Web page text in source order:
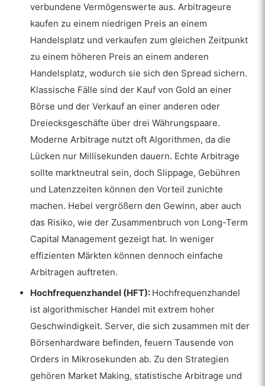
verbundene Vermögenswerte aus. Arbitrageure
kaufen zu einem niedrigen Preis an einem
Handelsplatz und verkaufen zum gleichen Zeitpunkt
zu einem höheren Preis an einem anderen
Handelsplatz, wodurch sie sich den Spread sichern.
Klassische Fälle sind der Kauf von Gold an einer
Börse und der Verkauf an einer anderen oder
Dreiecksgeschäfte über drei Währungspaare.
Moderne Arbitrage nutzt oft Algorithmen, da die
Lücken nur Millisekunden dauern. Echte Arbitrage
sollte marktneutral sein, doch Slippage, Gebühren
und Latenzzeiten können den Vorteil zunichte
machen. Hebel vergrößern den Gewinn, aber auch
das Risiko, wie der Zusammenbruch von Long-Term
Capital Management gezeigt hat. In weniger
effizienten Märkten können dennoch einfache
Arbitragen auftreten.
Hochfrequenzhandel (HFT): Hochfrequenzhandel
ist algorithmischer Handel mit extrem hoher
Geschwindigkeit. Server, die sich zusammen mit der
Börsenhardware befinden, feuern Tausende von
Orders in Mikrosekunden ab. Zu den Strategien
gehören Market Making, statistische Arbitrage und